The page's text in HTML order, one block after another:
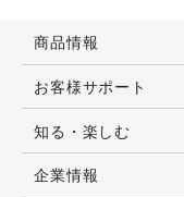
商品情報
お客様サポート
知る・楽しむ
企業情報